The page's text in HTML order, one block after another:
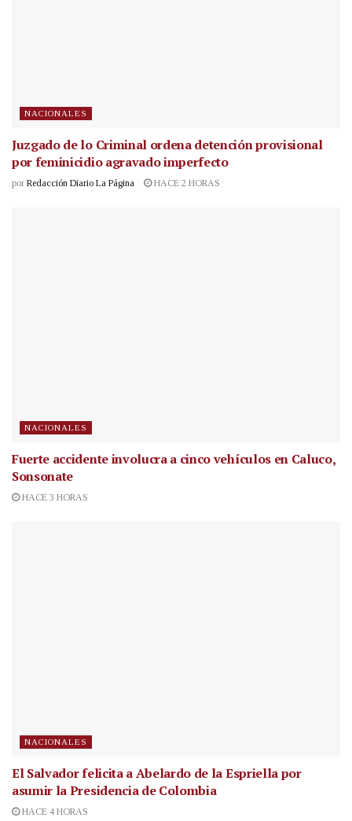
NACIONALES
Juzgado de lo Criminal ordena detención provisional
por feminicidio agravado imperfecto
por Redacción Diario La Página HACE 2 HORAS
NACIONALES
Fuerte accidente involucra a cinco vehículos en Caluco,
Sonsonate
HACE 3 HORAS
NACIONALES
El Salvador felicita a Abelardo de la Espriella por
asumir la Presidencia de Colombia
HACE 4 HORAS